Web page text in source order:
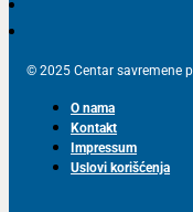
© 2025 Centar savremene
O nama
Kontakt
Impressum
Uslovi korišćenja